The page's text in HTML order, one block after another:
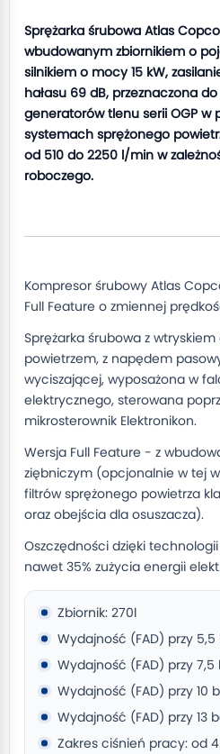
Sprężarka śrubowa Atlas Copco
wbudowanym zbiornikiem o
silnikiem o mocy 15 kW,
hałasu 69 dB, przeznaczona
generatorów tlenu serii OGP
systemach sprężonego
od 510 do 2250 l/min w
roboczego.
Kompresor śrubowy Atlas
Full Feature o zmiennej
Sprężarka śrubowa z
powietrzem, z napędem
wyciszającej, wyposażona w
elektrycznego, sterowana
mikrosterownik Elektronikon.
Wersja Full Feature - z
ziębniczym (opcjonalnie w tej
filtrów sprężonego powietrza
oraz obejścia dla osuszacza).
Oszczędności dzięki
nawet 35% zużycia energii
Zbiornik: 270l
Wydajność (FAD) przy
Wydajność (FAD) przy
Wydajność (FAD) przy 10
Wydajność (FAD) przy 13
Zakres ciśnień pracy: od